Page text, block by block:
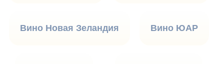
Вино Новая Зеландия Вино ЮАР